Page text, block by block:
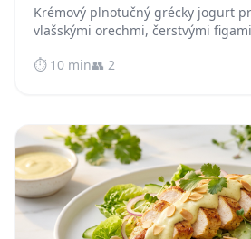
Krémový plnotučný grécky jogurt
vlašskými orechmi, čerstvými
cukru v krvi stabilnú celé hodiny.
⏱️ 10 min👥 2